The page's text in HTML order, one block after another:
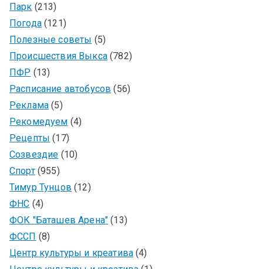
Парк (213)
Погода(121)
Полезные советы (5)
Происшествия Выкса(782)
ПФР (13)
Расписание автобусов (56)
Реклама (5)
Рекомедуем (4)
Рецепты (17)
Созвездие (10)
Спорт(955)
Тимур Тунцов (12)
ФНС (4)
ФОК "Баташев Арена" (13)
ФССП (8)
Центр культуры и креатива (4)